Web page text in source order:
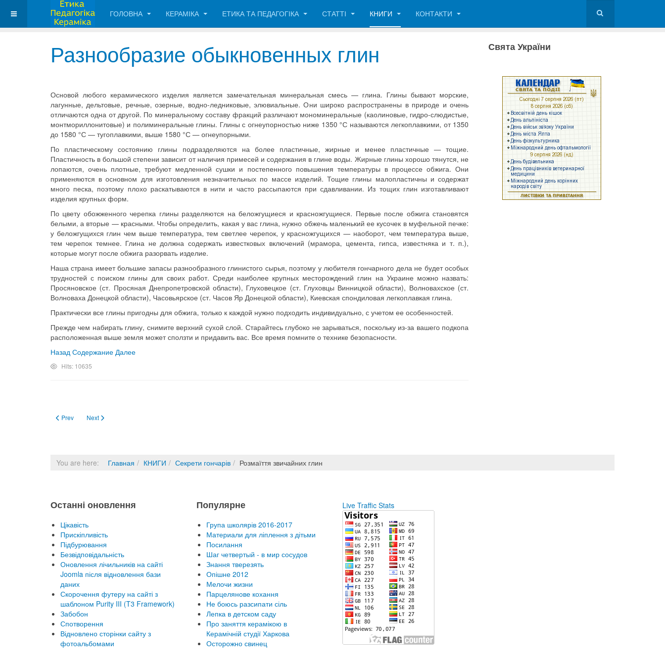
ГОЛОВНА КЕРАМІКА ЕТИКА ТА ПЕДАГОГІКА СТАТТІ КНИГИ КОНТАКТИ
Разнообразие обыкновенных глин
Основой любого керамического изделия является замечательная минеральная смесь — глина. Глины бывают морские,
лагунные, дельтовые, речные, озерные, водно-ледниковые, элювиальные. Они широко распространены в природе и очень
отличаются одна от другой. По минеральному составу фракций различают мономинеральные (каолиновые, гидро-слюдистые,
монтмориллонитовые) и полиминеральные глины. Глины с огнеупорностью ниже 1350 °С называются легкоплавкими, от 1350
до 1580 °С — тугоплавкими, выше 1580 °С — огнеупорными.
По пластическому состоянию глины подразделяются на более пластичные, жирные и менее пластичные — тощие.
Пластичность в большой степени зависит от наличия примесей и содержания в глине воды. Жирные глины хорошо тянутся, не
лопаются, очень плотные, требуют медленной сушки и постепенного повышения температуры в процессе обжига. Они
применяются в основном для изготовления незначительных по массе изделий. Тощие глины малопластичны и содержат
много песка, поэтому плохо раскатываются в нити и часто рассыпаются при сдавливании. Из тощих глин изготавливают
изделия крупных форм.
По цвету обожженного черепка глины разделяются на беложгущиеся и красножгущиеся. Первые после обжига становятся
белыми, а вторые — красными. Чтобы определить, какая у вас глина, нужно обжечь маленький ее кусочек в муфельной печке:
у беложгущихся глин чем выше температура, тем светлее черепок, у красножгущихся — наоборот, чем температура выше,
тем черепок темнее. Глина не должна содержать известковых включений (мрамора, цемента, гипса, известняка и т. п.),
которые могут после обжига разорвать изделие.
Наша страна имеет большие запасы разнообразного глинистого сырья, поэтому у любителя гончарного дела не будет особых
трудностей с поиском глины для своих работ. Среди наиболее крупных месторождений глин на Украине можно назвать:
Просяновское (ст. Просяная Днепропетровской области), Глуховецкое (ст. Глуховцы Винницкой области), Волновахское (ст.
Волноваха Донецкой области), Часовьярское (ст. Часов Яр Донецкой области), Киевская спондиловая легкоплавкая глина.
Практически все глины пригодны для обжига, только к каждой нужно подходить индивидуально, с учетом ее особенностей.
Прежде чем набирать глину, снимите верхний сухой слой. Старайтесь глубоко не зарываться, поскольку из-за вашего подкопа
расположенная выше земля может сползти и придавить вас. Все время помните о технике безопасности.
Назад Содержание Далее
Hits: 10635
Previous article: Исторический обзор
Prev Next article: Искусство приготовления глиняного сырья
Next
Свята України
You are here: Главная КНИГИ Секрети гончарів Розмаїття звичайних глин
Останні оновлення
Цікавість
Прискіпливість
Підбурювання
Безвідповідальність
Оновлення лічильників на сайті
Joomla після відновлення бази
даних
Скорочення футеру на сайті з
шаблоном Purity III (T3 Framework)
Забобон
Спотворення
Відновлено сторінки сайту з
фотоальбомами
Популярне
Група школярів 2016-2017
Материали для ліплення з дітьми
Посилання
Шаг четвертый - в мир сосудов
Знання тверезять
Опішне 2012
Мелочи жизни
Парцелянове кохання
Не боюсь разсипати сіль
Лепка в детском саду
Про заняття керамікою в
Керамічній студії Харкова
Осторожно свинец
Live Traffic Stats